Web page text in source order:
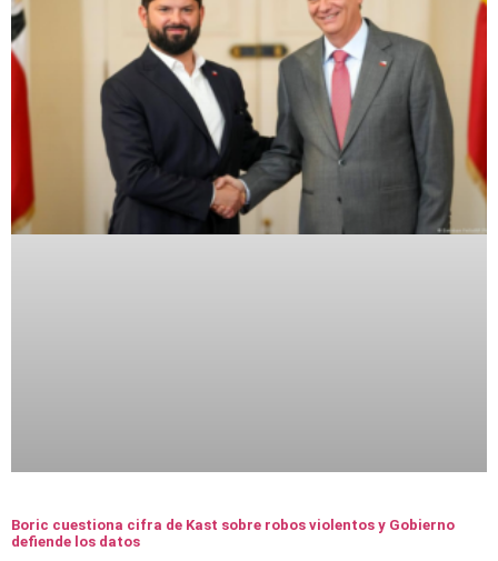
Boric cuestiona cifra de Kast sobre robos violentos y Gobierno
defiende los datos